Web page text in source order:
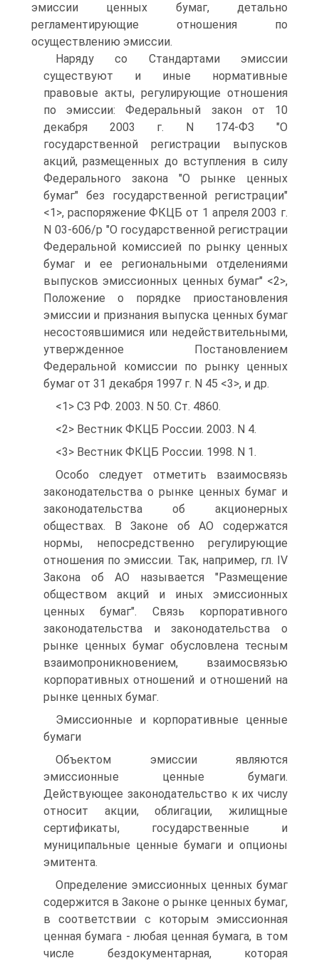
эмиссии ценных бумаг, детально
регламентирующие отношения по
осуществлению эмиссии.
Наряду со Стандартами эмиссии
существуют и иные нормативные
правовые акты, регулирующие отношения
по эмиссии: Федеральный закон от 10
декабря 2003 г. N 174-ФЗ "О
государственной регистрации выпусков
акций, размещенных до вступления в силу
Федерального закона "О рынке ценных
бумаг" без государственной регистрации"
<1>, распоряжение ФКЦБ от 1 апреля 2003 г.
N 03-606/р "О государственной регистрации
Федеральной комиссией по рынку ценных
бумаг и ее региональными отделениями
выпусков эмиссионных ценных бумаг" <2>,
Положение о порядке приостановления
эмиссии и признания выпуска ценных бумаг
несостоявшимися или недействительными,
утвержденное Постановлением
Федеральной комиссии по рынку ценных
бумаг от 31 декабря 1997 г. N 45 <3>, и др.
<1> СЗ РФ. 2003. N 50. Ст. 4860.
<2> Вестник ФКЦБ России. 2003. N 4.
<3> Вестник ФКЦБ России. 1998. N 1.
Особо следует отметить взаимосвязь
законодательства о рынке ценных бумаг и
законодательства об акционерных
обществах. В Законе об АО содержатся
нормы, непосредственно регулирующие
отношения по эмиссии. Так, например, гл. IV
Закона об АО называется "Размещение
обществом акций и иных эмиссионных
ценных бумаг". Связь корпоративного
законодательства и законодательства о
рынке ценных бумаг обусловлена тесным
взаимопроникновением, взаимосвязью
корпоративных отношений и отношений на
рынке ценных бумаг.
Эмиссионные и корпоративные ценные
бумаги
Объектом эмиссии являются
эмиссионные ценные бумаги.
Действующее законодательство к их числу
относит акции, облигации, жилищные
сертификаты, государственные и
муниципальные ценные бумаги и опционы
эмитента.
Определение эмиссионных ценных бумаг
содержится в Законе о рынке ценных бумаг,
в соответствии с которым эмиссионная
ценная бумага - любая ценная бумага, в том
числе бездокументарная, которая